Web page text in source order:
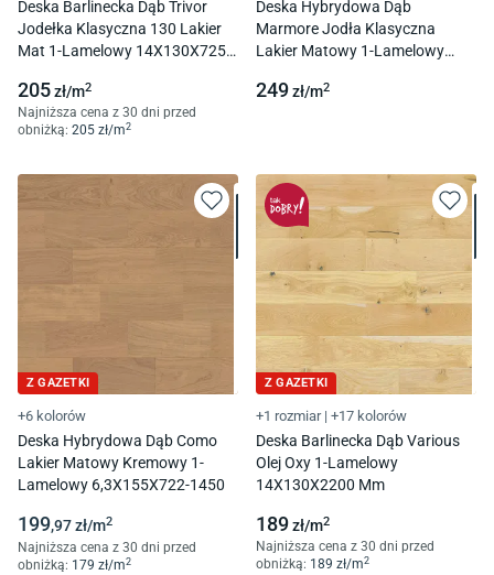
Deska Barlinecka Dąb Trivor
Jodełka Klasyczna 130 Lakier
Mat 1-Lamelowy 14X130X725
205zł/m2
Najniższa cena z 30 dni przed
obniżką: 205 zł/m2
Deska Hybrydowa Dąb
Marmore Jodła Klasyczna
Lakier Matowy 1-Lamelowy
249zł/m2
Z GAZETKI
+6 kolorów
Deska Hybrydowa Dąb Como
Lakier Matowy Kremowy 1-
Lamelowy 6,3X155X722-1450
199,97zł/m2
Najniższa cena z 30 dni przed
obniżką: 179 zł/m2
Z GAZETKI
+1 rozmiar | +17 kolorów
Deska Barlinecka Dąb Various
Olej Oxy 1-Lamelowy
14X130X2200 Mm
189zł/m2
Najniższa cena z 30 dni przed
obniżką: 189 zł/m2